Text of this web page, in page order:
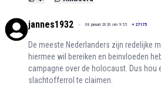
jannes1932 08 januari 2026 om 9:55 + 27175
De meeste Nederlanders zijn redelijke
hiermee wil bereiken en beinvloeden
campagne over de holocaust. Dus hou
slachtofferrol te claimen.